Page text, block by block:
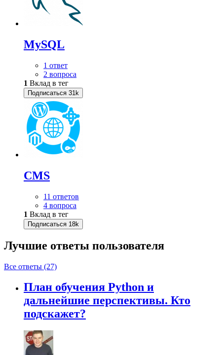
MySQL
1 ответ
2 вопроса
1 Вклад в тег
Подписаться 31k
CMS
11 ответов
4 вопроса
1 Вклад в тег
Подписаться 18k
Лучшие ответы пользователя
Все ответы (27)
План обучения Python и
дальнейшие перспективы. Кто
подскажет?